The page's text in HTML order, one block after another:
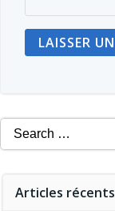
Search
for:
Articles récents